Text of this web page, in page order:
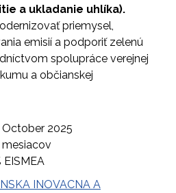
a ukladanie uhlíka).
priemysel,
emisií a podporiť zelenú
spolupráce verejnej
a občianskej
October 2025
mesiacov
EISMEA
INOVACNA A